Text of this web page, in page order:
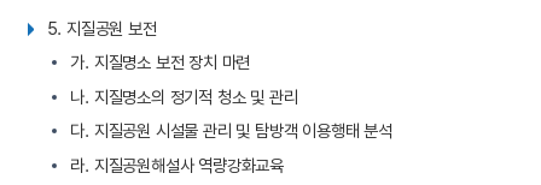
5. 지질공원 보전
가. 지질명소 보전 장치 마련
나. 지질명소의 정기적 청소 및 관리
다. 지질공원 시설물 관리 및 탐방객 이용행태 분석
라. 지질공원해설사 역량강화교육